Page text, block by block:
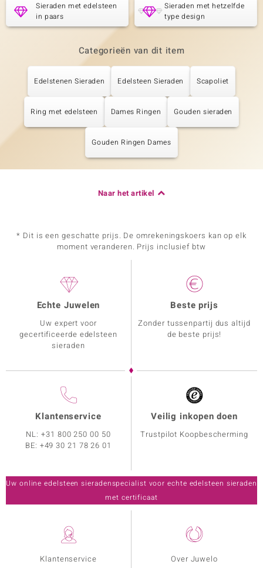
Sieraden met edelsteen
in paars
Sieraden met hetzelfde
type design
Categorieën van dit item
Edelstenen Sieraden Edelsteen Sieraden Scapoliet
Ring met edelsteen Dames Ringen Gouden sieraden
Gouden Ringen Dames
Naar het artikel
* Dit is een geschatte prijs. De omrekeningskoers kan op elk
moment veranderen. Prijs inclusief btw
Klantenservice
Over Juwelo
Echte Juwelen
Uw expert voor
gecertificeerde edelsteen
sieraden
Beste prijs
Zonder tussenpartij dus altijd
de beste prijs!
Klantenservice
NL:+31 800 250 00 50
BE: +49 30 21 78 26 01
Veilig inkopen doen
Trustpilot Koopbescherming
Uw online edelsteen sieradenspecialist voor echte edelsteen sieraden
met certificaat